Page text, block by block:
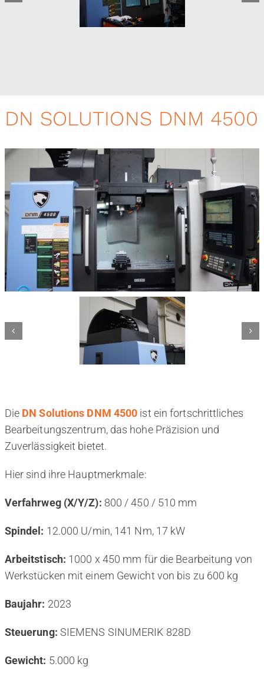
DN SOLUTIONS DNM 4500
Die DN Solutions DNM 4500 ist ein fortschrittliches
Bearbeitungszentrum, das hohe Präzision und
Zuverlässigkeit bietet.
Hier sind ihre Hauptmerkmale:
Verfahrweg (X/Y/Z): 800 / 450 / 510 mm
Spindel: 12.000 U/min, 141 Nm, 17 kW
Arbeitstisch: 1000 x 450 mm für die Bearbeitung von
Werkstücken mit einem Gewicht von bis zu 600 kg
Baujahr: 2023
Steuerung: SIEMENS SINUMERIK 828D
Gewicht: 5.000 kg